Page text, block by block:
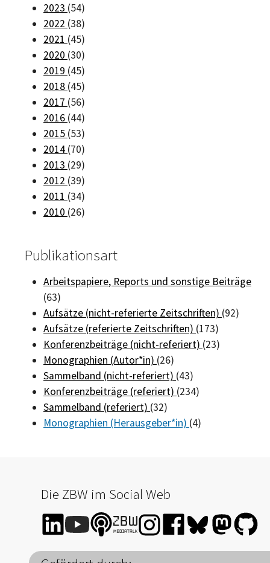
2023 (54)
2022 (38)
2021 (45)
2020 (30)
2019 (45)
2018 (45)
2017 (56)
2016 (44)
2015 (53)
2014 (70)
2013 (29)
2012 (39)
2011 (34)
2010 (26)
Publikationsart
Arbeitspapiere, Reports und sonstige Beiträge
(63)
Aufsätze (nicht-referierte Zeitschriften) (92)
Aufsätze (referierte Zeitschriften) (173)
Konferenzbeiträge (nicht-referiert) (23)
Monographien (Autor*in) (26)
Sammelband (nicht-referiert) (43)
Konferenzbeiträge (referiert) (234)
Sammelband (referiert) (32)
Monographien (Herausgeber*in) (4)
Die ZBW im Social Web